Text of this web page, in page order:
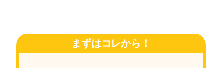
まずはコレから！